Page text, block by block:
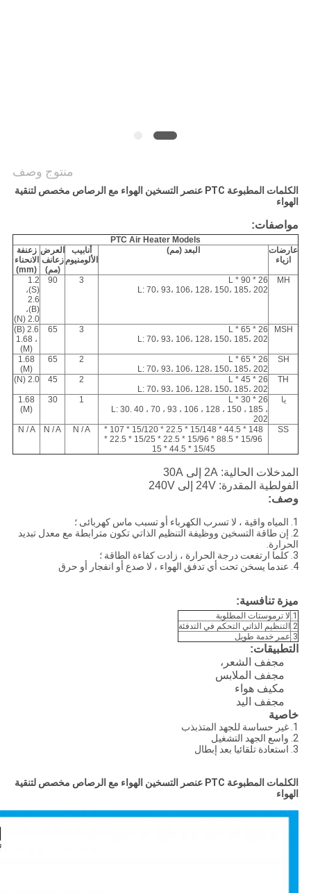
منتوج وصف
الكلمات المطبوعة PTC عنصر التسخين الهواء مع الرصاص مخصص لتنقية
الهواء
مواصفات:
PTC Air Heater Models
عارضات
ازياء
البعد (مم)
أنابيب
الألومنيوم
العرض
زعانف
(مم)
زعنفة
الانحناء
(mm)
MH
26 * 90 * L
L: 70، 93، 106، 128، 150، 185، 202
3
90
1.2
(S)،
2.6
(B)،
2.0 (N)
MSH
26 * 65 * L
L: 70، 93، 106، 128، 150، 185، 202
3
65
2.6 (B)
، 1.68
(M)
SH
26 * 65 * L
L: 70، 93، 106، 128، 150، 185، 202
2
65
1.68
(M)
TH
26 * 45 * L
L: 70، 93، 106، 128، 150، 185، 202
2
45
2.0 (N)
يا
26 * 30 * L
L: 30. 40 ، 70 ، 93 ، 106 ، 128 ، 150 ، 185 ،
202
1
30
1.68
(M)
SS
148 * 44.5 * 15/148 * 22.5 * 15/120 * 107 *
15/96 * 88.5 * 15/96 * 22.5 * 15/25 * 22.5 *
15/45 * 44.5 * 15
N / A
N / A
N / A
المدخلات الحالية: 2A إلى 30A
الفولطية المقدرة: 24V إلى 240V
وصف:
1. المياه واقية ، لا تسرب الكهرباء أو تسبب ماس كهربائى ؛
2. إن طاقة التسخين ووظيفة التنظيم الذاتي تكون مترابطة مع معدل تبديد
الحرارة.
3. كلما ارتفعت درجة الحرارة ، زادت كفاءة الطاقة ؛
4. عندما يسخن تحت أي تدفق الهواء ، لا صدع أو انفجار أو حرق
ميزة تنافسية:
1. لا ترموستات المطلوبة
2.
التنظيم الذاتي التحكم في التدفئة
3. عمر خدمة طويل
التطبيقات:
مجفف الشعر،
مجفف الملابس
مكيف هواء
مجفف اليد
خاصية
1. غير حساسة للجهد المتذبذب
2. واسع الجهد التشغيل
3. استعادة تلقائيا بعد إبطال
الكلمات المطبوعة PTC عنصر التسخين الهواء مع الرصاص مخصص لتنقية
الهواء